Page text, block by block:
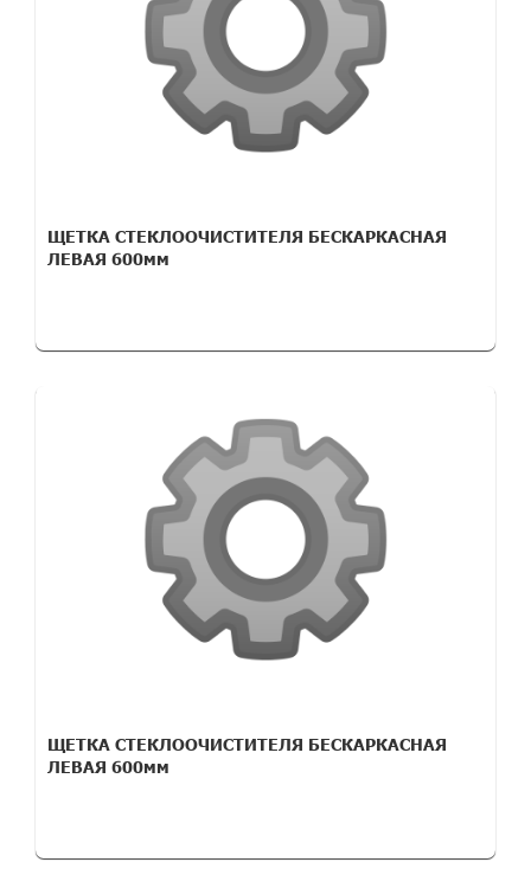
ЩЕТКА СТЕКЛООЧИСТИТЕЛЯ БЕСКАРКАСНАЯ
ЛЕВАЯ 600мм
ЩЕТКА СТЕКЛООЧИСТИТЕЛЯ БЕСКАРКАСНАЯ
ЛЕВАЯ 600мм